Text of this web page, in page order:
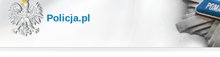
Policja.pl